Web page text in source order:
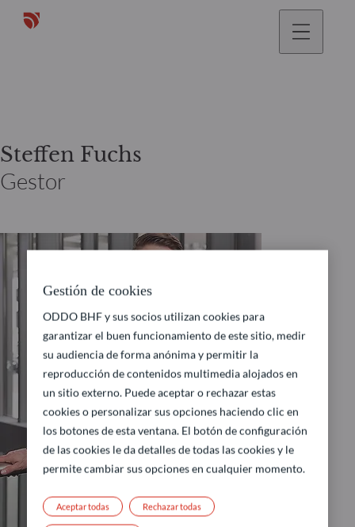
Steffen Fuchs
Gestor
Gestión de cookies
ODDO BHF y sus socios utilizan cookies para
garantizar el buen funcionamiento de este sitio, medir
su audiencia de forma anónima y permitir la
reproducción de contenidos multimedia alojados en
un sitio externo. Puede aceptar o rechazar estas
cookies o personalizar sus opciones haciendo clic en
los botones de esta ventana. El botón de configuración
de las cookies le da detalles de todas las cookies y le
permite cambiar sus opciones en cualquier momento.
Rechazar todas
Aceptar todas